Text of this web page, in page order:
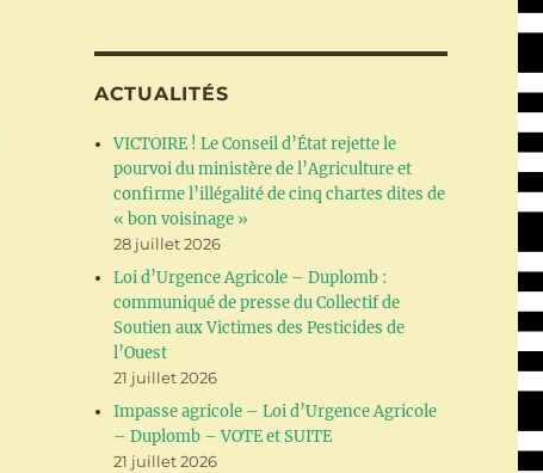
ACTUALITÉS
VICTOIRE ! Le Conseil d’État rejette le
pourvoi du ministère de l’Agriculture et
confirme l’illégalité de cinq chartes dites de
« bon voisinage »
28 juillet 2026
Loi d’Urgence Agricole – Duplomb :
communiqué de presse du Collectif de
Soutien aux Victimes des Pesticides de
l’Ouest
21 juillet 2026
Impasse agricole – Loi d’Urgence Agricole
– Duplomb – VOTE et SUITE
21 juillet 2026